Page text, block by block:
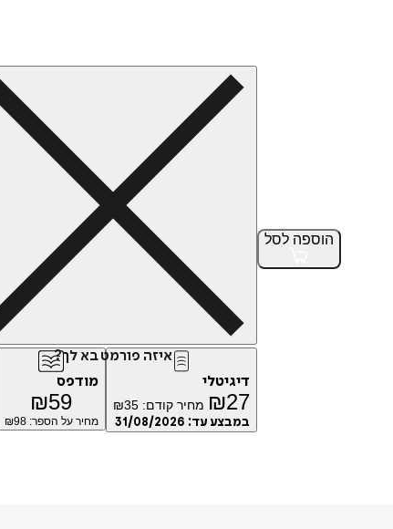
הוספה לסל
איזה פורמט בא לך?
דיגיטלי
₪27 מחיר קודם: ₪35
במבצע עד: 31/08/2026
מודפס
₪59
מחיר על הספר: ₪98